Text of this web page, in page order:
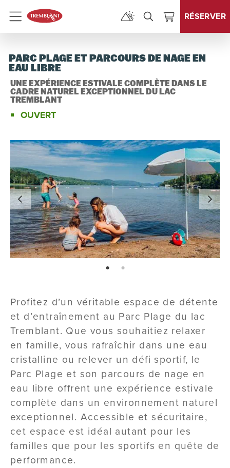
Menu RÉSERVER
PARC PLAGE ET PARCOURS DE NAGE EN
EAU LIBRE
UNE EXPÉRIENCE ESTIVALE COMPLÈTE DANS LE
CADRE NATUREL EXCEPTIONNEL DU LAC
TREMBLANT
OUVERT
page: 1 page: 2
Profitez d’un véritable espace de détente
et d’entraînement au Parc Plage du lac
Tremblant. Que vous souhaitiez relaxer
en famille, vous rafraîchir dans une eau
cristalline ou relever un défi sportif, le
Parc Plage et son parcours de nage en
eau libre offrent une expérience estivale
complète dans un environnement naturel
exceptionnel. Accessible et sécuritaire,
cet espace est idéal autant pour les
familles que pour les sportifs en quête de
performance.